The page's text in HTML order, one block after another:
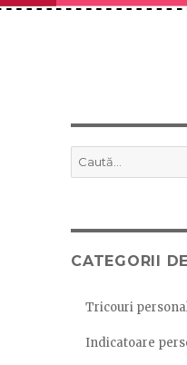
Caută
după:
CATEGORII
Tricouri
Indicatoare